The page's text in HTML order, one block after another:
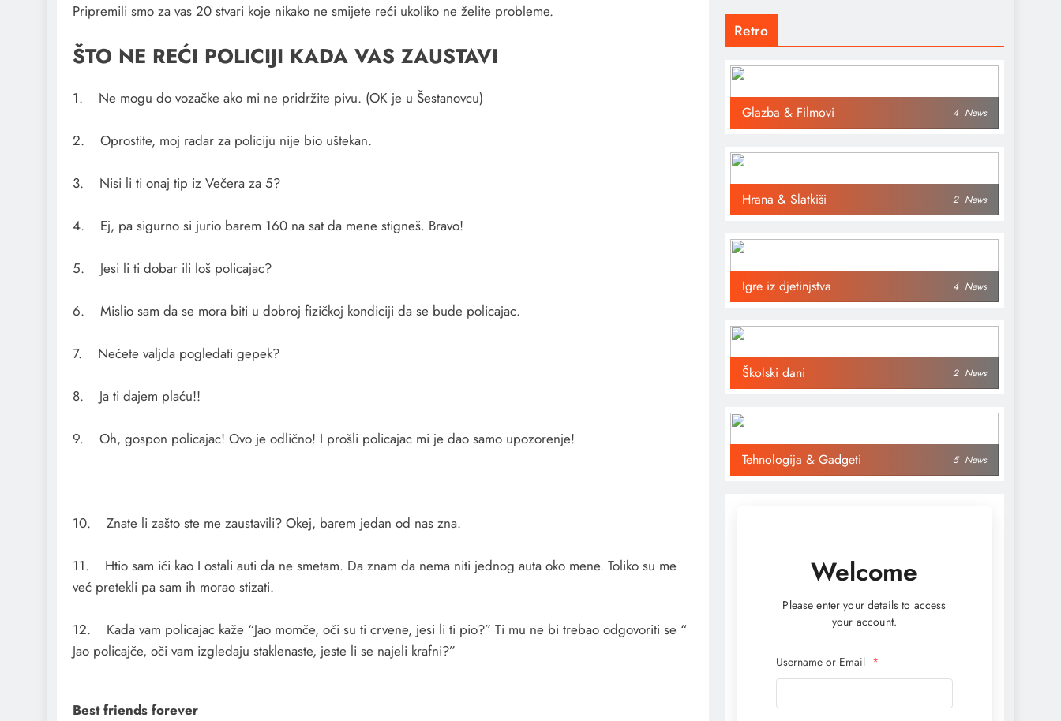
Pripremili smo za vas 20 stvari koje nikako ne smijete reći ukoliko ne želite probleme.
ŠTO NE REĆI POLICIJI KADA VAS ZAUSTAVI
1. Ne mogu do vozačke ako mi ne pridržite pivu. (OK je u Šestanovcu)
2. Oprostite, moj radar za policiju nije bio uštekan.
3. Nisi li ti onaj tip iz Večera za 5?
4. Ej, pa sigurno si jurio barem 160 na sat da mene stigneš. Bravo!
5. Jesi li ti dobar ili loš policajac?
6. Mislio sam da se mora biti u dobroj fizičkoj kondiciji da se bude policajac.
7. Nećete valjda pogledati gepek?
8. Ja ti dajem plaću!!
9. Oh, gospon policajac! Ovo je odlično! I prošli policajac mi je dao samo upozorenje!
10. Znate li zašto ste me zaustavili? Okej, barem jedan od nas zna.
11. Htio sam ići kao I ostali auti da ne smetam. Da znam da nema niti jednog auta oko mene. Toliko su me
već pretekli pa sam ih morao stizati.
12. Kada vam policajac kaže “Jao momče, oči su ti crvene, jesi li ti pio?” Ti mu ne bi trebao odgovoriti se “
Jao policajče, oči vam izgledaju staklenaste, jeste li se najeli krafni?”
Best friends forever
Retro
Glazba & Filmovi 4 News
Hrana & Slatkiši 2 News
Igre iz djetinjstva 4 News
Školski dani 2 News
Tehnologija & Gadgeti 5 News
Welcome
Please enter your details to access
your account.
Username or Email *